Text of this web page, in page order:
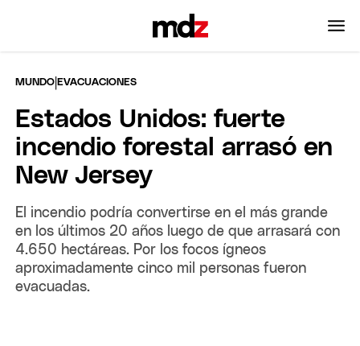
MUNDO |EVACUACIONES
Estados Unidos: fuerte
incendio forestal arrasó en
New Jersey
El incendio podría convertirse en el más grande
en los últimos 20 años luego de que arrasará con
4.650 hectáreas. Por los focos ígneos
aproximadamente cinco mil personas fueron
evacuadas.